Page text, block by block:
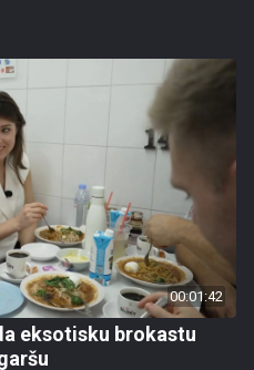
00:01:42
eksotisku brokastu